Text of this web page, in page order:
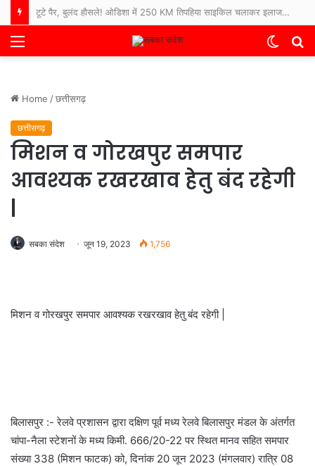
टूटे पैर, बुलंद हौसले! ओडिशा में 250 KM तिपहिया साइकिल चलाकर इलाज कराने अस्पताल पहुंचे 65 साल के बुजुर्ग
Menu
Switch
Home /छत्तीसगढ़
छत्तीसगढ़
मिशन व गोरखपुर समपार
आवश्यक रखरखाव हेतु बंद रहेगी
|
सबका संदेश जून 19, 2023 1,756
मिशन व गोरखपुर समपार आवश्यक रखरखाव हेतु बंद रहेगी |
बिलासपुर :- रेलवे प्रशासन द्वारा दक्षिण पूर्व मध्य रेलवे बिलासपुर मंडल के अंतर्गत
चांपा-नैला स्टेशनों के मध्य किमी. 666/20-22 पर स्थित मानव सहित समपार
संख्या 338 (मिशन फाटक) को, दिनांक 20 जून 2023 (मंगलवार) रात्रि 08